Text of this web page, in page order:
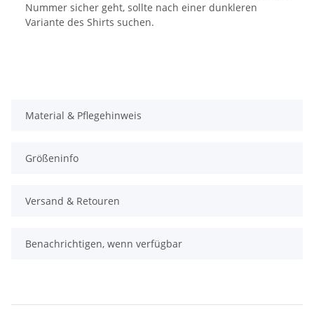
Nummer sicher geht, sollte nach einer dunkleren
Variante des Shirts suchen.
Material & Pflegehinweis
Größeninfo
Versand & Retouren
Benachrichtigen, wenn verfügbar